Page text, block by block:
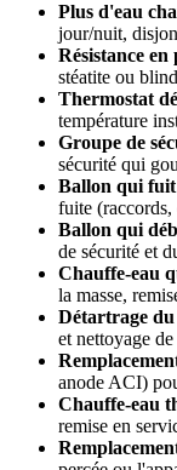
Plus d'eau
jour/nuit,
Résistance en
stéatite ou
Thermostat
température
Groupe de
sécurité qui
Ballon qui
fuite
Ballon qui
de sécurité et
Chauffe-eau
la masse,
Détartrage
et nettoyage
anode ACI)
Chauffe-eau
remise en